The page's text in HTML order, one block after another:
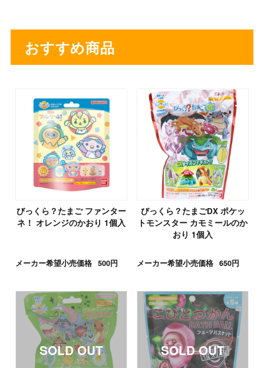
おすすめ商品
びっくら？たまご ファンター
ネ！ オレンジのかおり 1個入
メーカー希望小売価格 500円
びっくら？たまごDX ポケッ
トモンスター カモミールのか
おり 1個入
メーカー希望小売価格 650円